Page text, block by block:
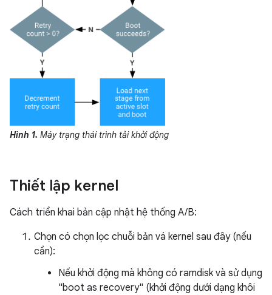
Hình 1. Máy trạng thái trình tải khởi động
Thiết lập kernel
Cách triển khai bản cập nhật hệ thống A/B:
Chọn có chọn lọc chuỗi bản vá kernel sau đây (nếu
cần):
Nếu khởi động mà không có ramdisk và sử dụng
"boot as recovery" (khởi động dưới dạng khôi